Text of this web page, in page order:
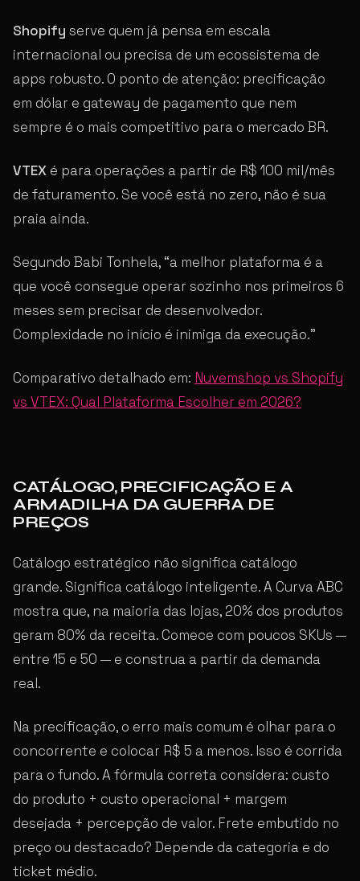
Shopify serve quem já pensa em escala
internacional ou precisa de um ecossistema de
apps robusto. O ponto de atenção: precificação
em dólar e gateway de pagamento que nem
sempre é o mais competitivo para o mercado BR.
VTEX é para operações a partir de R$ 100 mil/mês
de faturamento. Se você está no zero, não é sua
praia ainda.
Segundo Babi Tonhela, “a melhor plataforma é a
que você consegue operar sozinho nos primeiros 6
meses sem precisar de desenvolvedor.
Complexidade no início é inimiga da execução.”
Comparativo detalhado em: Nuvemshop vs Shopify
vs VTEX: Qual Plataforma Escolher em 2026?
CATÁLOGO, PRECIFICAÇÃO E A
ARMADILHA DA GUERRA DE
PREÇOS
Catálogo estratégico não significa catálogo
grande. Significa catálogo inteligente. A Curva ABC
mostra que, na maioria das lojas, 20% dos produtos
geram 80% da receita. Comece com poucos SKUs —
entre 15 e 50 — e construa a partir da demanda
real.
Na precificação, o erro mais comum é olhar para o
concorrente e colocar R$ 5 a menos. Isso é corrida
para o fundo. A fórmula correta considera: custo
do produto + custo operacional + margem
desejada + percepção de valor. Frete embutido no
preço ou destacado? Depende da categoria e do
ticket médio.